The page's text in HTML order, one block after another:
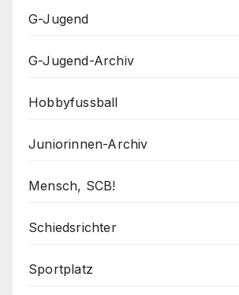
G-Jugend
G-Jugend-Archiv
Hobbyfussball
Juniorinnen-Archiv
Mensch, SCB!
Schiedsrichter
Sportplatz